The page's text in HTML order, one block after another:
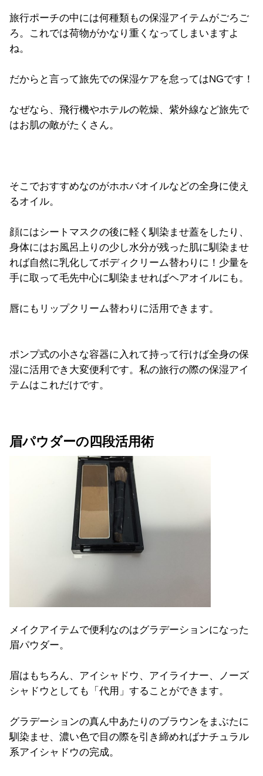
旅行ポーチの中には何種類もの保湿アイテムがごろご
ろ。これでは荷物がかなり重くなってしまいますよ
ね。
だからと言って旅先での保湿ケアを怠ってはNGです！
なぜなら、飛行機やホテルの乾燥、紫外線など旅先で
はお肌の敵がたくさん。
そこでおすすめなのがホホバオイルなどの全身に使え
るオイル。
顔にはシートマスクの後に軽く馴染ませ蓋をしたり、
身体にはお風呂上りの少し水分が残った肌に馴染ませ
れば自然に乳化してボディクリーム替わりに！少量を
手に取って毛先中心に馴染ませればヘアオイルにも。
唇にもリップクリーム替わりに活用できます。
ポンプ式の小さな容器に入れて持って行けば全身の保
湿に活用でき大変便利です。私の旅行の際の保湿アイ
テムはこれだけです。
眉パウダーの四段活用術
メイクアイテムで便利なのはグラデーションになった
眉パウダー。
眉はもちろん、アイシャドウ、アイライナー、ノーズ
シャドウとしても「代用」することができます。
グラデーションの真ん中あたりのブラウンをまぶたに
馴染ませ、濃い色で目の際を引き締めればナチュラル
系アイシャドウの完成。